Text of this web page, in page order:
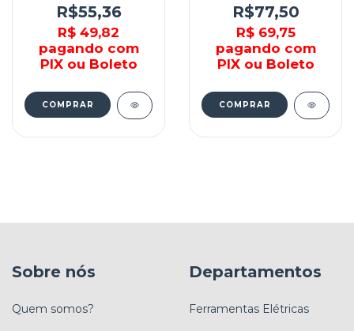
PLASTCOR
R$55,36
R$ 49,82
pagando com
PIX ou Boleto
COMPRAR
R$77,50
R$ 69,75
pagando com
PIX ou Boleto
COMPRAR
Sobre nós
Quem somos?
Departamentos
Ferramentas Elétricas